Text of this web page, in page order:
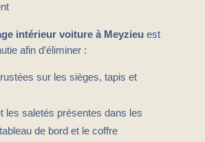
intérieur voiture à Meyzieu est
afin d’éliminer :
sur les sièges, tapis et
les saletés présentes dans les
de bord et le coffre